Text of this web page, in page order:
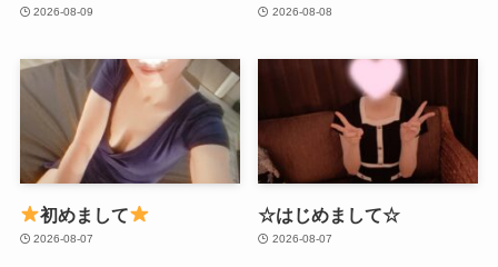
2026-08-09 2026-08-08
初めまして
2026-08-07
☆はじめまして☆
2026-08-07